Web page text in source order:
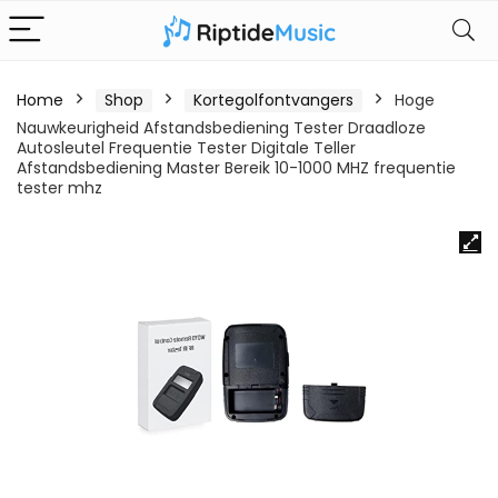
Home Shop Kortegolfontvangers
Hoge
Nauwkeurigheid Afstandsbediening Tester Draadloze
Autosleutel Frequentie Tester Digitale Teller
Afstandsbediening Master Bereik 10-1000 MHZ frequentie
tester mhz